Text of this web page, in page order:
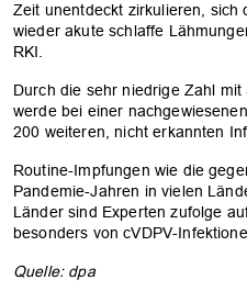
Zeit unentdeckt zirkulieren, sich
wieder akute schlaffe
RKI.
Durch die sehr niedrige Zahl
werde bei einer
200 weiteren, nicht erkannten
Routine-Impfungen wie die
Pandemie-Jahren in vielen
Länder sind Experten zufolge
besonders von cVDPV-
Quelle: dpa